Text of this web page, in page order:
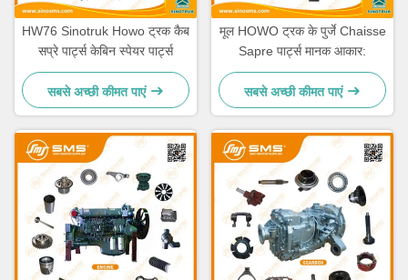
HW76 Sinotruk Howo ट्रक कैब
सप्रे पार्ट्स केबिन स्पेयर पार्ट्स
सबसे अच्छी कीमत पाएं
मूल HOWO ट्रक के पुर्जे Chaisse
Sapre पार्ट्स मानक आकार:
सबसे अच्छी कीमत पाएं